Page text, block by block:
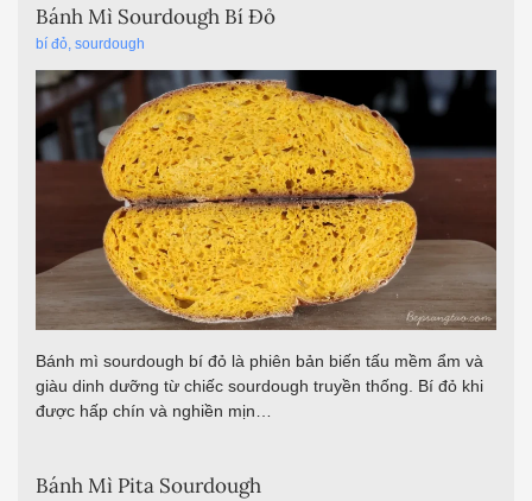
Bánh Mì Sourdough Bí Đỏ
bí đỏ, sourdough
Bánh mì sourdough bí đỏ là phiên bản biến tấu mềm ẩm và
giàu dinh dưỡng từ chiếc sourdough truyền thống. Bí đỏ khi
được hấp chín và nghiền mịn…
Bánh Mì Pita Sourdough